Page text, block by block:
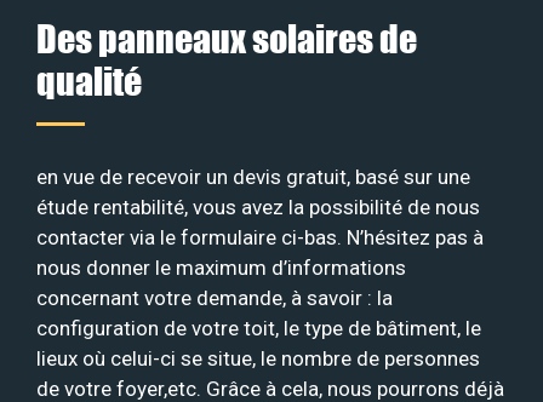
Des panneaux solaires de
qualité
en vue de recevoir un devis gratuit, basé sur une
étude rentabilité, vous avez la possibilité de nous
contacter via le formulaire ci-bas. N’hésitez pas à
nous donner le maximum d’informations
concernant votre demande, à savoir : la
configuration de votre toit, le type de bâtiment, le
lieux où celui-ci se situe, le nombre de personnes
de votre foyer,etc. Grâce à cela, nous pourrons déjà